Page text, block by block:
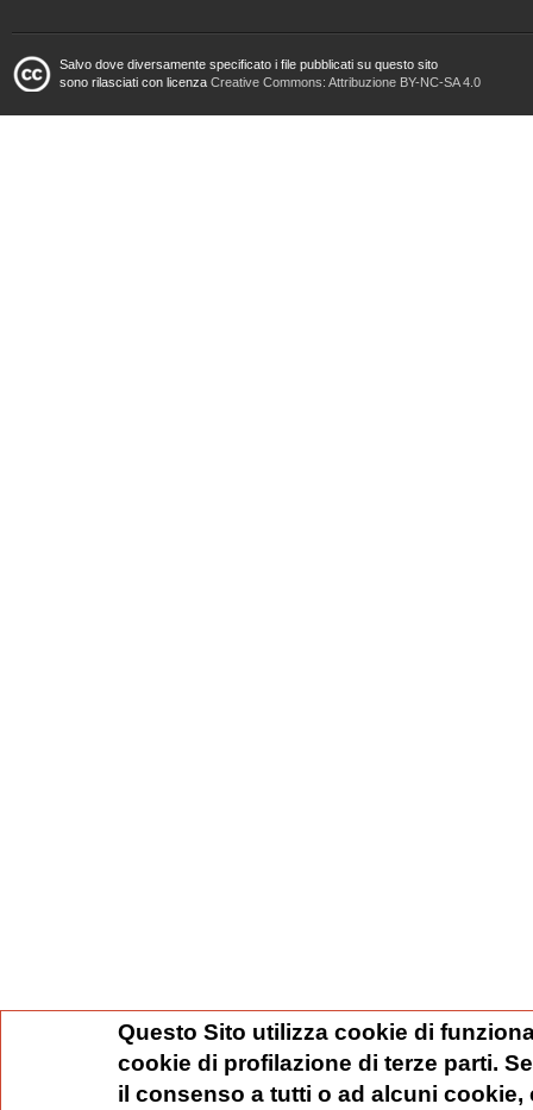
Salvo dove diversamente specificato i file pubblicati su questo sito
sono rilasciati con licenza Creative Commons: Attribuzione BY-NC-SA 4.0
Questo Sito utilizza cookie di
cookie di profilazione di terze parti.
il consenso a tutti o ad alcuni